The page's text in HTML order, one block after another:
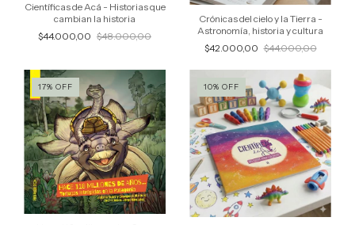
Científicas de Acá - Historias que
cambian la historia
$44.000,00 $48.000,00
Crónicas del cielo y la Tierra -
Astronomía, historia y cultura
$42.000,00 $44.000,00
17% OFF 10% OFF